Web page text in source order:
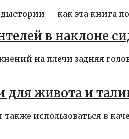
— как эта книга
в наклоне
на плечи задняя
для живота и
также использоваться в